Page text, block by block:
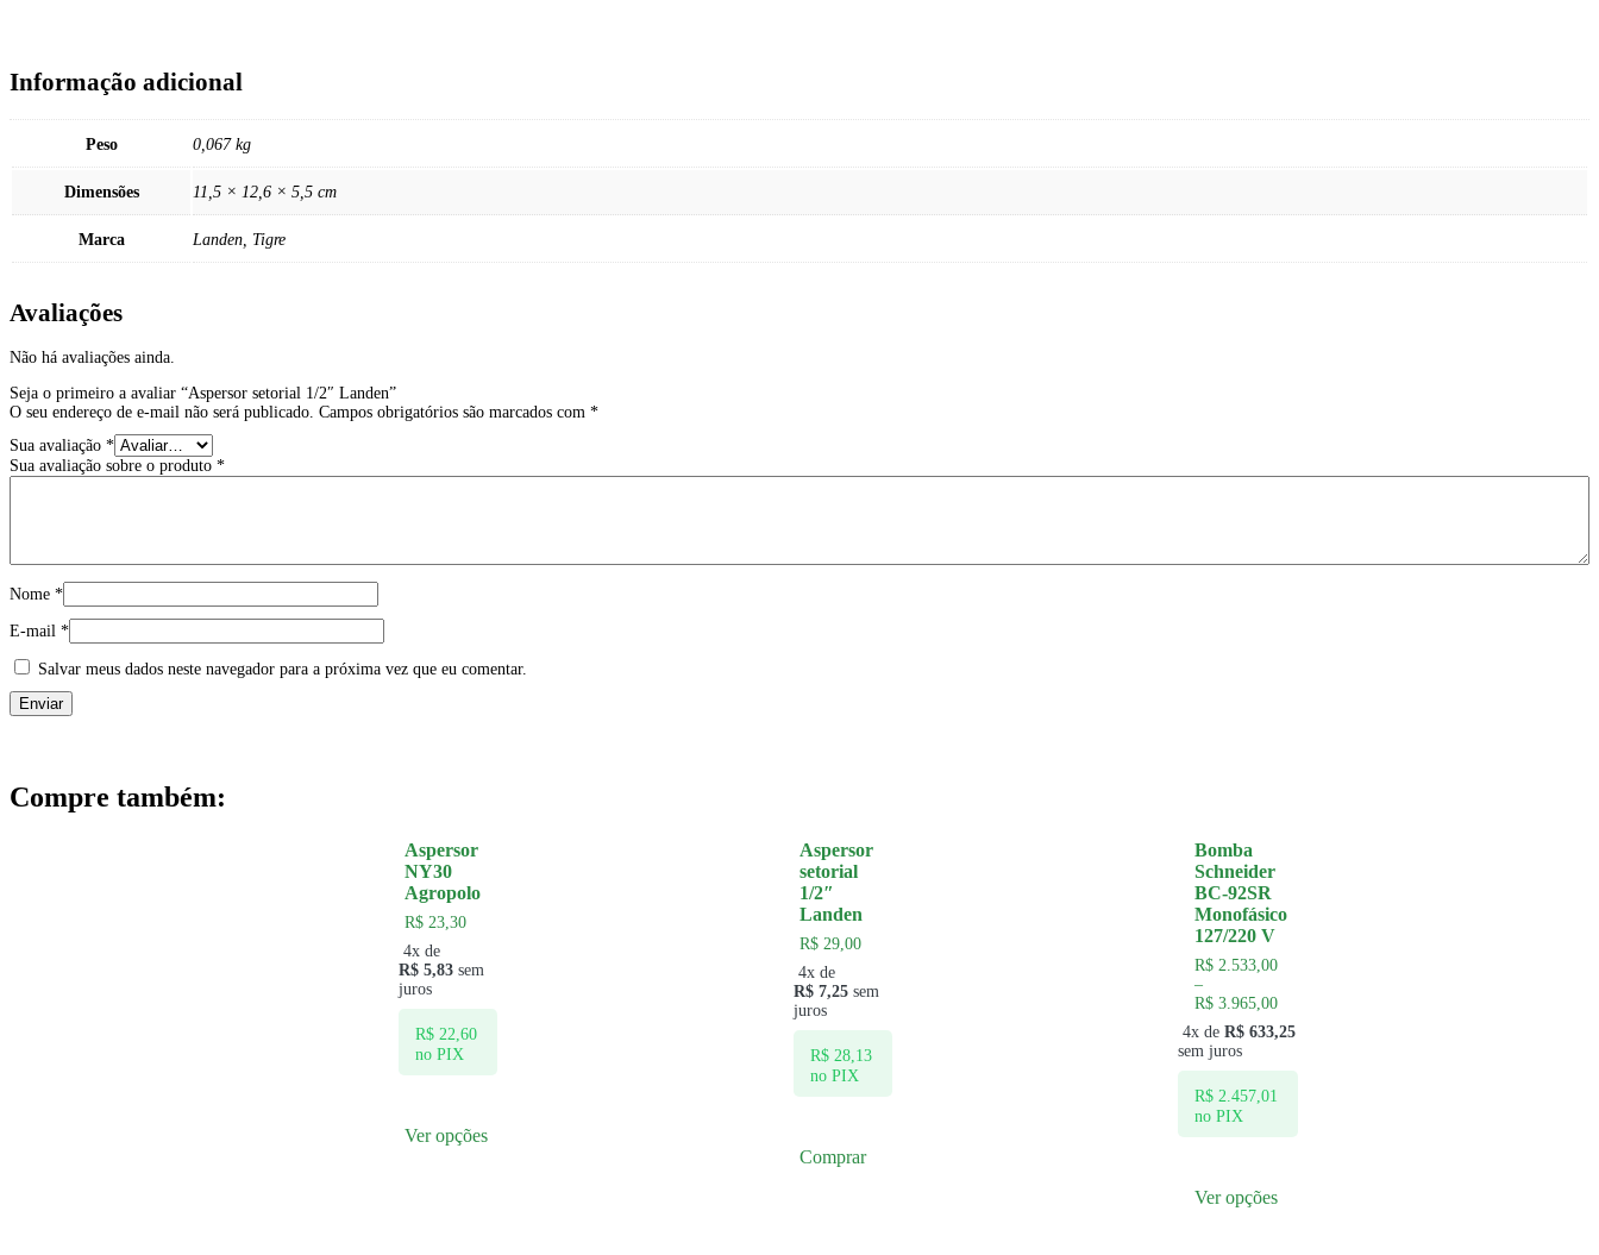
Informação adicional
Peso 0,067 kg
Dimensões 11,5 × 12,6 × 5,5 cm
Marca Landen, Tigre
Avaliações
Não há avaliações ainda.
Seja o primeiro a avaliar “Aspersor setorial 1/2″ Landen”
O seu endereço de e-mail não será publicado. Campos obrigatórios são marcados com *
Sua avaliação *
Sua avaliação sobre o produto *
Nome *
E-mail *
Salvar meus dados neste navegador para a próxima vez que eu comentar.
Compre também:
Aspersor
NY30
Agropolo
R$ 23,30
R$22,60
no PIX
4x de
R$ 5,83 sem
juros
Ver opções
Aspersor
setorial
1/2″
Landen
R$ 29,00
R$28,13
no PIX
4x de
R$ 7,25 sem
juros
Comprar
Bomba
Schneider
BC-92SR
Monofásico
127/220 V
R$ 2.533,00
–
R$ 3.965,00
R$2.457,01
no PIX
4x deR$ 633,25
sem juros
Ver opções